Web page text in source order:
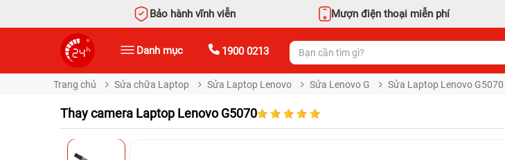
Bảo hành vĩnh viễn Mượn điện thoại miễn phí
Danh mục 1900 0213
Trang chủ Sửa chữa Laptop Sửa Laptop Lenovo Sửa Lenovo G Sửa Laptop Lenovo G5070
Thay camera Laptop Lenovo G5070